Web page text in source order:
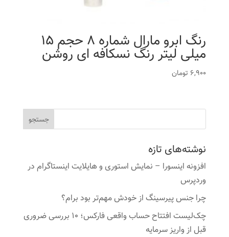
رنگ ابرو مارال شماره 8 حجم 15
میلی لیتر رنگ نسکافه ای روشن
6,900 تومان
نوشته‌های تازه
افزونه اینسورا – نمایش استوری و هایلایت اینستاگرام در
وردپرس
چرا جنس پیرسینگ از خودش مهم‌تر بود برام؟
چک‌لیست افتتاح حساب واقعی فارکس؛ ۱۰ بررسی ضروری
قبل از واریز سرمایه